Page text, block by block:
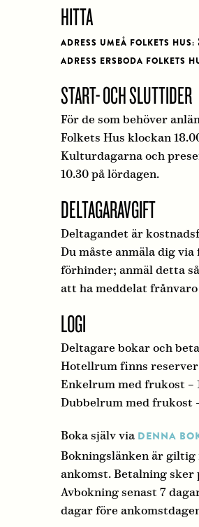
HITTA
ADRESS UMEÅ FOLKETS HUS:
ADRESS ERSBODA FOLKETS
START- OCH SLUTTIDER
För de som behöver
Folkets Hus klockan
Kulturdagarna och
10.30 på lördagen.
DELTAGARAVGIFT
Deltagandet är
Du måste anmäla dig
förhinder; anmäl detta
att ha meddelat
LOGI
Deltagare bokar och
Hotellrum finns
Enkelrum med frukost –
Dubbelrum med frukost
Boka själv via DENNA
Bokningslänken är giltig
ankomst. Betalning sker
Avbokning senast 7
dagar före